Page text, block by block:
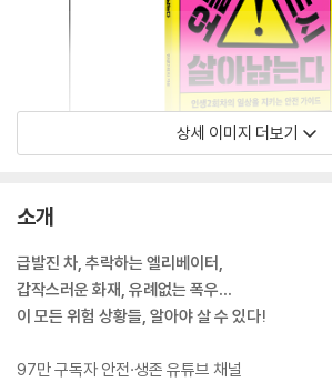
상세 이미지 더보기
소개
급발진 차, 추락하는 엘리베이터,
갑작스러운 화재, 유례없는 폭우…
이 모든 위험 상황들, 알아야 살 수 있다!
97만 구독자 안전·생존 유튜브 채널